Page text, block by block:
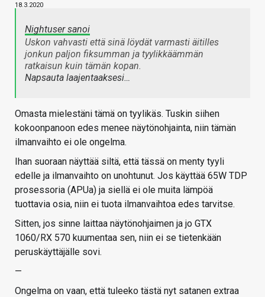
18.3.2020
Nightuser sanoi
Uskon vahvasti että sinä löydät varmasti äitilles
jonkun paljon fiksumman ja tyylikkäämmän
ratkaisun kuin tämän kopan.
Napsauta laajentaaksesi…
Omasta mielestäni tämä on tyylikäs. Tuskin siihen
kokoonpanoon edes menee näytönohjainta, niin tämän
ilmanvaihto ei ole ongelma.
Ihan suoraan näyttää siltä, että tässä on menty tyyli
edelle ja ilmanvaihto on unohtunut. Jos käyttää 65W TDP
prosessoria (APUa) ja siellä ei ole muita lämpöä
tuottavia osia, niin ei tuota ilmanvaihtoa edes tarvitse.
Sitten, jos sinne laittaa näytönohjaimen ja jo GTX
1060/RX 570 kuumentaa sen, niin ei se tietenkään
peruskäyttäjälle sovi.
—
Ongelma on vaan, että tuleeko tästä nyt satanen extraa